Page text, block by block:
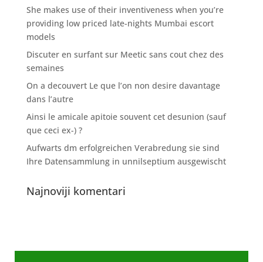
She makes use of their inventiveness when you’re
providing low priced late-nights Mumbai escort
models
Discuter en surfant sur Meetic sans cout chez des
semaines
On a decouvert Le que l’on non desire davantage
dans l’autre
Ainsi le amicale apitoie souvent cet desunion (sauf
que ceci ex-) ?
Aufwarts dm erfolgreichen Verabredung sie sind
Ihre Datensammlung in unnilseptium ausgewischt
Najnoviji komentari